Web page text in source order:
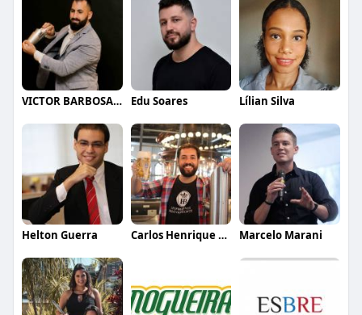
VICTOR BARBOSA QUARANTA Edu Soares Lílian Silva
Helton Guerra Carlos Henrique de Faria Vasconcelos Marcelo Marani